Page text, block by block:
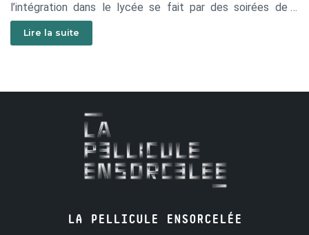
l’intégration dans le lycée se fait par des soirées de «
bahutage », les deux garçons vont chercher à trouver leur
place dans un monde viril aux codes bien précis.
Lire la suite
LA PELLICULE ENSORCELÉE